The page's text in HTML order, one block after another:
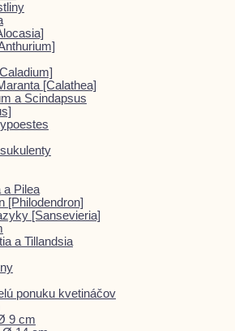
[Calathea]
a Scindapsus
a Pilea
[Philodendron]
[Sansevieria]
a Tillandsia
ponuku kvetináčov
9 cm